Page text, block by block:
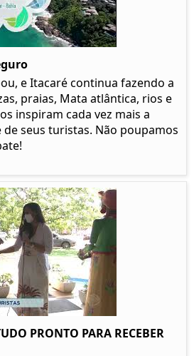
e Itacaré continua fazendo a
praias, Mata atlântica, rios e
inspiram cada vez mais a
seus turistas. Não poupamos
PRONTO PARA RECEBER